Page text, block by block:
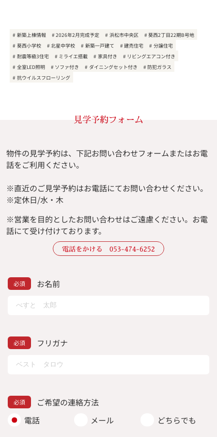
新築上棟情報 2026年2月完成予定 浜松市中央区
葵西2丁目22期B号地
葵西小学校
北星中学校 新築一戸建て 建売住宅
分譲住宅
耐震等級3住宅
ミライエ搭載 家具付き
リビングエアコン付き
全室LED照明
ソファ付き ダイニングセット付き
防犯ガラス
抗ウイルスフローリング
見学予約フォーム
物件の見学予約は、下記お問い合わせフォームまたはお電
話をご利用ください。
※直近のご見学予約はお電話にてお問い合わせください。
※定休日/水・木
※営業を目的としたお問い合わせはご遠慮ください。 お電
話にて受け付けております。
電話をかける 053-474-6252
お名前
フリガナ
ご希望の連絡方法
電話
メール どちらでも